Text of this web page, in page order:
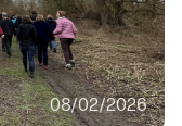
08/02/2026